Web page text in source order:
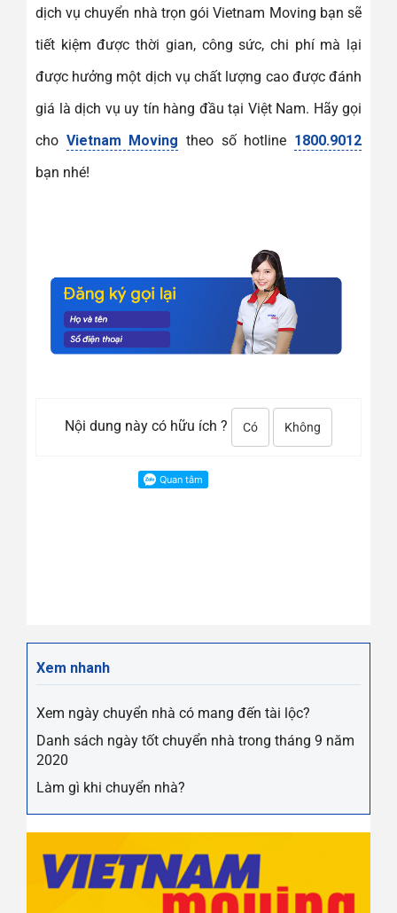
dịch vụ chuyển nhà trọn gói Vietnam Moving bạn sẽ
tiết kiệm được thời gian, công sức, chi phí mà lại
được hưởng một dịch vụ chất lượng cao được đánh
giá là dịch vụ uy tín hàng đầu tại Việt Nam. Hãy gọi
cho Vietnam Moving theo số hotline 1800.9012
bạn nhé!
Nội dung này có hữu ích ? Có Không
Xem nhanh
Xem ngày chuyển nhà có mang đến tài lộc?
Danh sách ngày tốt chuyển nhà trong tháng 9 năm
2020
Làm gì khi chuyển nhà?